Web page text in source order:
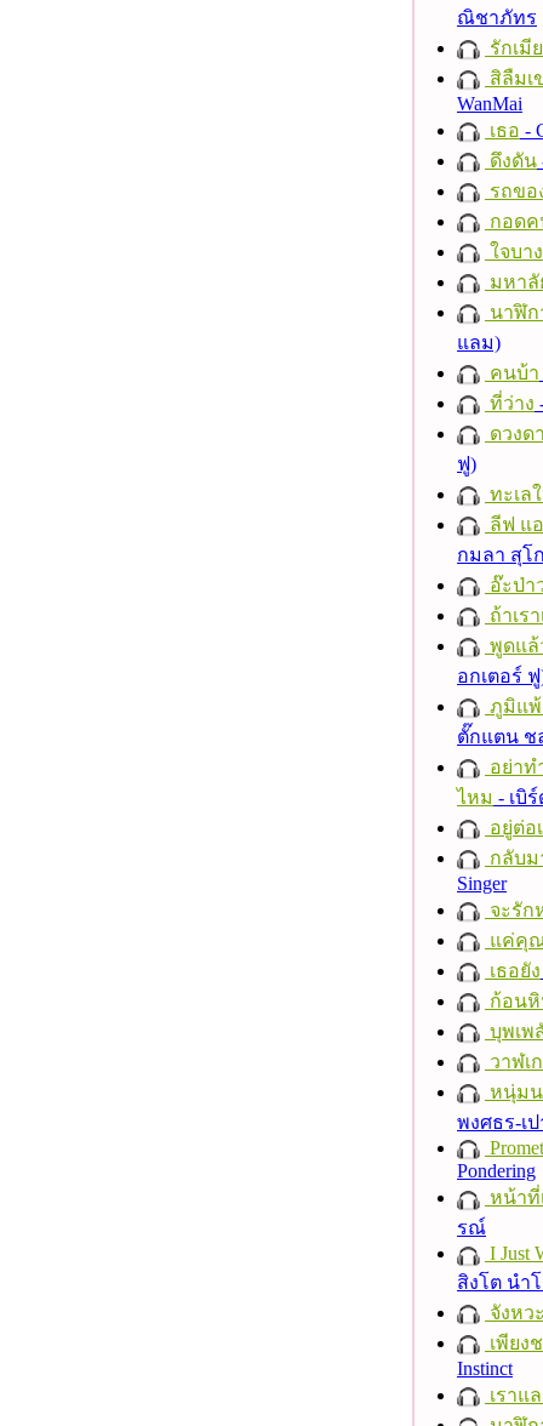
ณิชาภัทร
รักเมี
สิลืมเ
WanMai
เธอ -
ดึงดัน
รถขอ
กอดค
ใจบาง
มหาลั
นาฬิก
แลม)
คนบ้า
ที่ว่าง
ดวงด
ฟู)
ทะเล
ลีฟ แอ
กมลา สุโ
อ๊ะป่า
ถ้าเร
พูดแล้
อกเตอร์
ภูมิแพ้
ตั๊กแตน ช
อย่าท
ไหม - เบิ
อยู่ต่อ
กลับม
Singer
จะรัก
แค่คุ
เธอยัง
ก้อน
บุพเพ
วาฬเ
หนุ่มน
พงศธร-เ
Pondering
หน้าที่
รณ์
I Just
สิงโต นำ
จังหว
เพียง
Instinct
เราแ